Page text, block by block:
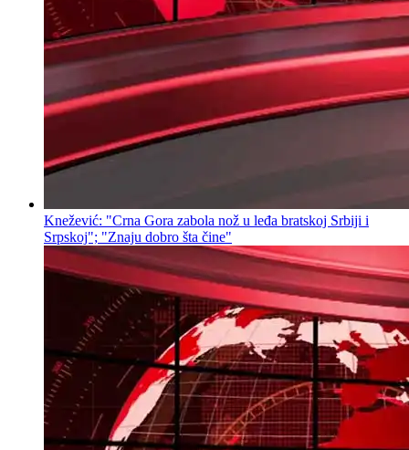
Knežević: "Crna Gora zabola nož u leđa bratskoj Srbiji i
Srpskoj"; "Znaju dobro šta čine"